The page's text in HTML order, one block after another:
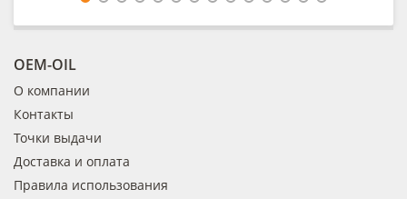
OEM-OIL
О компании
Контакты
Точки выдачи
Доставка и оплата
Правила использования